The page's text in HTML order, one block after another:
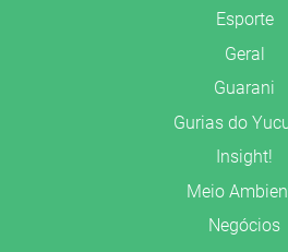
Esporte
Geral
Guarani
Gurias do
Insight!
Meio
Negócios